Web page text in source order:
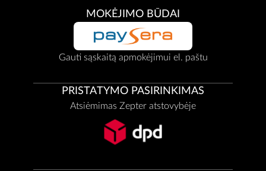
MOKĖJIMO BŪDAI
Gauti sąskaitą apmokėjimui el. paštu
PRISTATYMO PASIRINKIMAS
Atsiėmimas Zepter atstovybėje